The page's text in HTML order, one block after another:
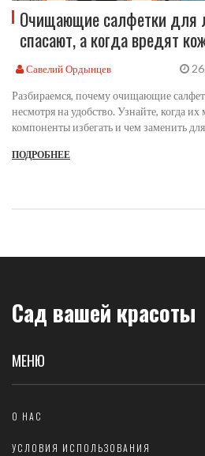
Очищающие салфетки для
спасают, а когда вредят
Савелий Ордынцев 26
Разбираемся, почему очищающие
несмотря на удобство. Узнайте, когда
компоненты избегать и чем заменить
ПОДРОБНЕЕ
Сад вашей красоты
МЕНЮ
О НАС
УСЛОВИЯ ИСПОЛЬЗОВАНИЯ